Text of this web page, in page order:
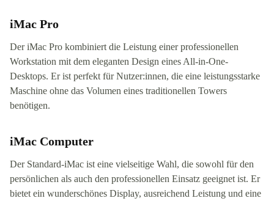
iMac Pro
Der iMac Pro kombiniert die Leistung einer professionellen
Workstation mit dem eleganten Design eines All-in-One-
Desktops. Er ist perfekt für Nutzer:innen, die eine leistungsstarke
Maschine ohne das Volumen eines traditionellen Towers
benötigen.
iMac Computer
Der Standard-iMac ist eine vielseitige Wahl, die sowohl für den
persönlichen als auch den professionellen Einsatz geeignet ist. Er
bietet ein wunderschönes Display, ausreichend Leistung und eine